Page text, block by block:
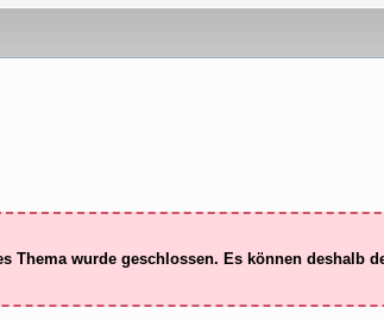
Thema wurde geschlossen. Es können deshalb